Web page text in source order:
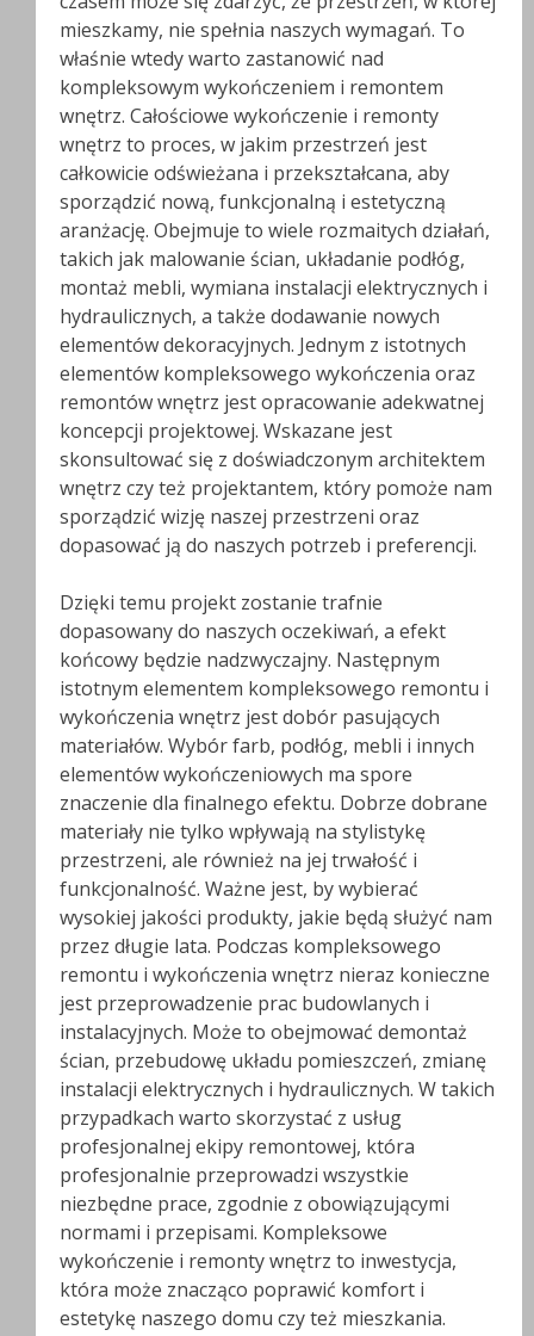
mieszkamy, nie spełnia naszych wymagań. To
właśnie wtedy warto zastanowić nad
kompleksowym wykończeniem i remontem
wnętrz. Całościowe wykończenie i remonty
wnętrz to proces, w jakim przestrzeń jest
całkowicie odświeżana i przekształcana, aby
sporządzić nową, funkcjonalną i estetyczną
aranżację. Obejmuje to wiele rozmaitych działań,
takich jak malowanie ścian, układanie podłóg,
montaż mebli, wymiana instalacji elektrycznych i
hydraulicznych, a także dodawanie nowych
elementów dekoracyjnych. Jednym z istotnych
elementów kompleksowego wykończenia oraz
remontów wnętrz jest opracowanie adekwatnej
koncepcji projektowej. Wskazane jest
skonsultować się z doświadczonym architektem
wnętrz czy też projektantem, który pomoże nam
sporządzić wizję naszej przestrzeni oraz
dopasować ją do naszych potrzeb i preferencji.
Dzięki temu projekt zostanie trafnie
dopasowany do naszych oczekiwań, a efekt
końcowy będzie nadzwyczajny. Następnym
istotnym elementem kompleksowego remontu i
wykończenia wnętrz jest dobór pasujących
materiałów. Wybór farb, podłóg, mebli i innych
elementów wykończeniowych ma spore
znaczenie dla finalnego efektu. Dobrze dobrane
materiały nie tylko wpływają na stylistykę
przestrzeni, ale również na jej trwałość i
funkcjonalność. Ważne jest, by wybierać
wysokiej jakości produkty, jakie będą służyć nam
przez długie lata. Podczas kompleksowego
remontu i wykończenia wnętrz nieraz konieczne
jest przeprowadzenie prac budowlanych i
instalacyjnych. Może to obejmować demontaż
ścian, przebudowę układu pomieszczeń, zmianę
instalacji elektrycznych i hydraulicznych. W takich
przypadkach warto skorzystać z usług
profesjonalnej ekipy remontowej, która
profesjonalnie przeprowadzi wszystkie
niezbędne prace, zgodnie z obowiązującymi
normami i przepisami. Kompleksowe
wykończenie i remonty wnętrz to inwestycja,
która może znacząco poprawić komfort i
estetykę naszego domu czy też mieszkania.